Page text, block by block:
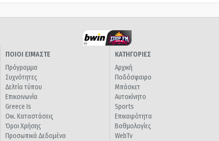
ΠΟΙΟΙ ΕΙΜΑΣΤΕ
Πρόγραμμα
Συχνότητες
Δελτία τύπου
Επικοινωνία
Greece Is
Οικ. Καταστάσεις
Όροι Χρήσης
Προσωπικά Δεδομένα
ΚΑΤΗΓΟΡΙΕΣ
Αρχική
Ποδόσφαιρο
Μπάσκετ
Αυτοκίνητο
Sports
Επικαιρότητα
Βαθμολογίες
WebTv